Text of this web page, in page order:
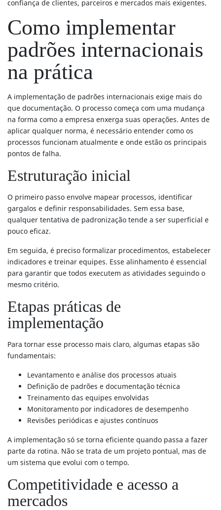
confiança de clientes, parceiros e mercados mais exigentes.
Como implementar
padrões internacionais
na prática
A implementação de padrões internacionais exige mais do
que documentação. O processo começa com uma mudança
na forma como a empresa enxerga suas operações. Antes de
aplicar qualquer norma, é necessário entender como os
processos funcionam atualmente e onde estão os principais
pontos de falha.
Estruturação inicial
O primeiro passo envolve mapear processos, identificar
gargalos e definir responsabilidades. Sem essa base,
qualquer tentativa de padronização tende a ser superficial e
pouco eficaz.
Em seguida, é preciso formalizar procedimentos, estabelecer
indicadores e treinar equipes. Esse alinhamento é essencial
para garantir que todos executem as atividades seguindo o
mesmo critério.
Etapas práticas de
implementação
Para tornar esse processo mais claro, algumas etapas são
fundamentais:
Levantamento e análise dos processos atuais
Definição de padrões e documentação técnica
Treinamento das equipes envolvidas
Monitoramento por indicadores de desempenho
Revisões periódicas e ajustes contínuos
A implementação só se torna eficiente quando passa a fazer
parte da rotina. Não se trata de um projeto pontual, mas de
um sistema que evolui com o tempo.
Competitividade e acesso a
mercados